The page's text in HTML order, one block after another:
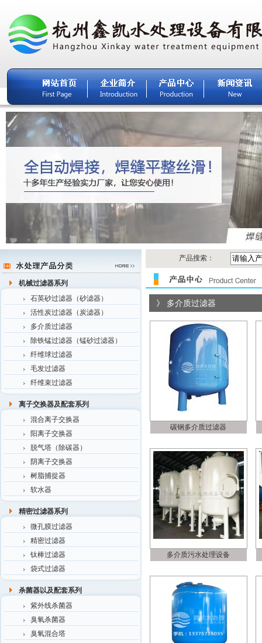
机械过滤器系列
石英砂过滤器（砂滤器）
活性炭过滤器（炭滤器）
多介质过滤器
除铁锰过滤器（锰砂过滤器）
纤维球过滤器
毛发过滤器
纤维束过滤器
离子交换器及配套系列
混合离子交换器
阳离子交换器
脱气塔（除碳器）
阴离子交换器
树脂捕捉器
软水器
精密过滤器系列
微孔膜过滤器
精密过滤器
钛棒过滤器
袋式过滤器
杀菌器以及配套系列
紫外线杀菌器
臭氧杀菌器
臭氧混合塔
产品搜索：
》 多介质过滤器
碳钢多介质过滤器
多介质污水处理设备